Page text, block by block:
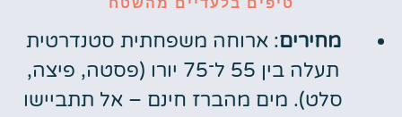
טיפים בלעדיים מהשטח
מחירים: ארוחה משפחתית סטנדרטית
תעלה בין 55 ל־75 יורו (פסטה, פיצה,
סלט). מים מהברז חינם – אל תתביישו